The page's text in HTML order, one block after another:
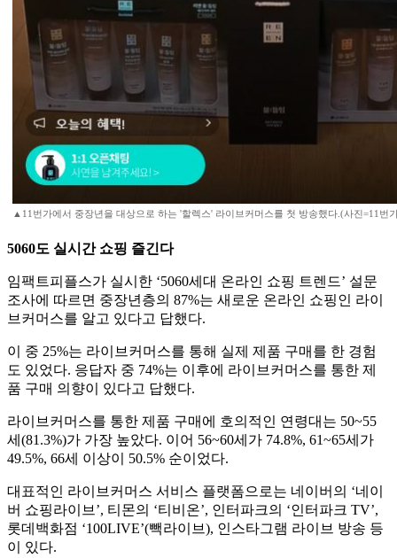
▲11번가에서 중장년을 대상으로 하는 '할렉스' 라이브커머스를 첫 방송했다.(사진=11번
5060도 실시간 쇼핑 즐긴다
임팩트피플스가 실시한 ‘5060세대 온라인 쇼핑 트렌드’ 설문
조사에 따르면 중장년층의 87%는 새로운 온라인 쇼핑인 라이
브커머스를 알고 있다고 답했다.
이 중 25%는 라이브커머스를 통해 실제 제품 구매를 한 경험
도 있었다. 응답자 중 74%는 이후에 라이브커머스를 통한 제
품 구매 의향이 있다고 답했다.
라이브커머스를 통한 제품 구매에 호의적인 연령대는 50~55
세(81.3%)가 가장 높았다. 이어 56~60세가 74.8%, 61~65세가
49.5%, 66세 이상이 50.5% 순이었다.
대표적인 라이브커머스 서비스 플랫폼으로는 네이버의 ‘네이
버 쇼핑라이브’, 티몬의 ‘티비온’, 인터파크의 ‘인터파크 TV’,
롯데백화점 ‘100LIVE’(빽라이브), 인스타그램 라이브 방송 등
이 있다.